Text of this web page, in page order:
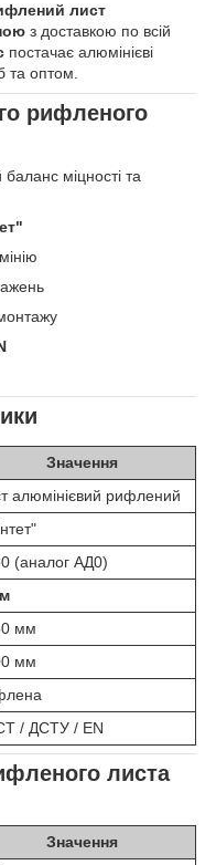
лист
з доставкою по всій
постачає алюмінієві
та оптом.
рифленого
міцності та
Значення
алюмінієвий рифлений
(аналог АД0)
мм
мм
/ ДСТУ / EN
листа
Значення